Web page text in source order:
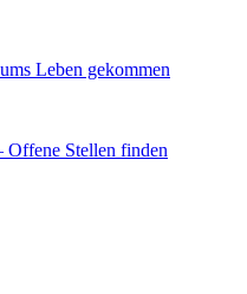
Leben gekommen
Stellen finden